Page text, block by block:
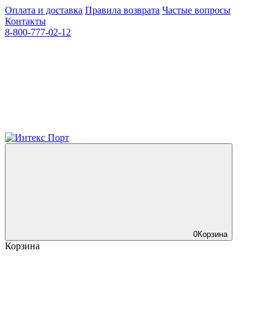
Оплата и доставка Правила возврата Частые вопросы
Контакты
8-800-777-02-12
0Корзина
Корзина